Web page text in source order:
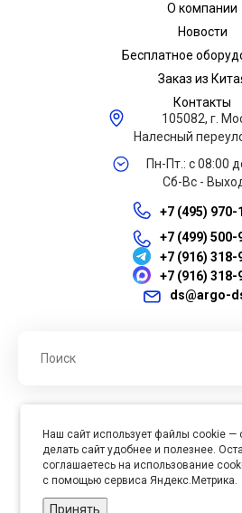
О компании
Новости
Бесплатное
Заказ из
Контакты
105082, г.
Налесный
Пн-Пт.: с 08:00
Сб-Вс -
+7 (495) 970-
+7 (499) 500-
+7 (916) 318-
+7 (916) 318-
ds@argo-
права
Юр. адрес : 105005, г. Москва, ул.
Наш сайт использует файлы cookie —
делать сайт удобнее и полезнее.
соглашаетесь на использование
с помощью сервиса Яндекс.Метрика.
Принять